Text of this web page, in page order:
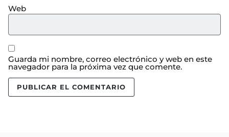
Web
Guarda mi nombre, correo electrónico y web en este
navegador para la próxima vez que comente.